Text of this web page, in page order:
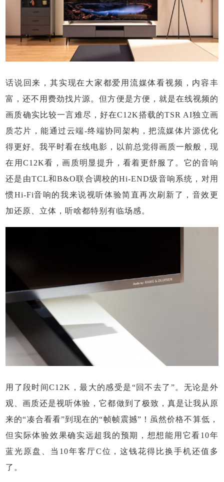
话说回来，其实现在大家都爱用流媒体看视频，内容丰
富，还不用费劲找片源。但方便是方便，就是在线视频的
画质确实比较一言难尽，好在C12K搭载的TSR AI独立画
质芯片，能通过云端-终端协同架构，把流媒体片源优化
得更好。我平时看在线电影，以前总觉得画质一般般，现
在用C12K看，画质明显提升，看着更舒服了。它的音响
还是由TCL和B&O联合调校的Hi-END级音响系统，对用
惯Hi-Fi音响的我来说视听体验简直再次刷新了，音效更
加还原、立体，听啥都特别有临场感。
用了段时间C12K，最大的感受是“回不去了”。无论是外
观、画质还是视听体验，它都做到了极致，真是让我从原
来的“凑合看看”到现在的“帧帧震撼”！虽然价格不算低，
但实际体验效果确实远超我的预期，想想能用它看10年
蓝光原盘、当10年客厅C位，这钱花得比换手机还值多
了。